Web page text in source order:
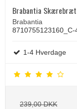
Brabantia
Brabantia
8710755123160_C-
1-4 Hverdage
239,00 DKK